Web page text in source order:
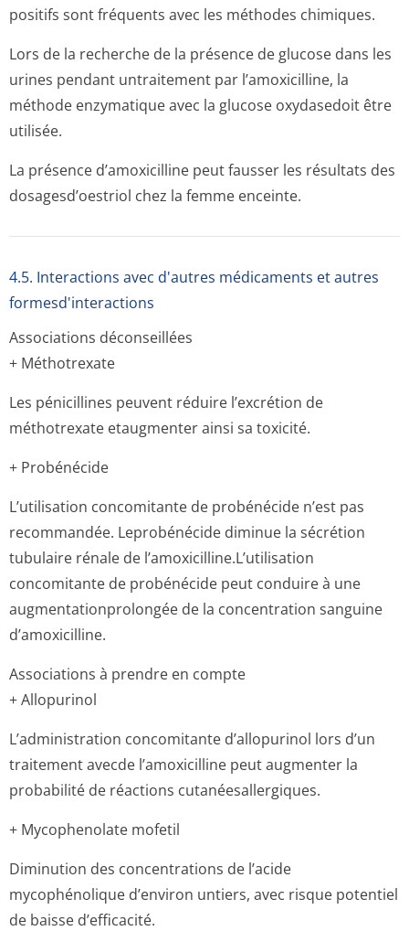
positifs sont fréquents avec les méthodes chimiques.
Lors de la recherche de la présence de glucose dans les
urines pendant untraitement par l’amoxicilline, la
méthode enzymatique avec la glucose oxydasedoit être
utilisée.
La présence d’amoxicilline peut fausser les résultats des
dosagesd’oestriol chez la femme enceinte.
4.5. Interactions avec d'autres médicaments et autres
formesd'interactions
Associations déconseillées
+ Méthotrexate
Les pénicillines peuvent réduire l’excrétion de
méthotrexate etaugmenter ainsi sa toxicité.
+ Probénécide
L’utilisation concomitante de probénécide n’est pas
recommandée. Leprobénécide diminue la sécrétion
tubulaire rénale de l’amoxicilline­.L’utilisation
concomitante de probénécide peut conduire à une
augmentationpro­longée de la concentration sanguine
d’amoxicilline.
Associations à prendre en compte
+ Allopurinol
L’administration concomitante d’allopurinol lors d’un
traitement avecde l’amoxicilline peut augmenter la
probabilité de réactions cutanéesaller­giques.
+ Mycophenolate mofetil
Diminution des concentrations de l’acide
mycophénolique d’environ untiers, avec risque potentiel
de baisse d’efficacité.